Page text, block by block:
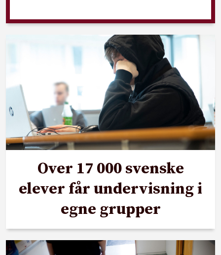
Over 17 000 svenske
elever får undervisning i
egne grupper